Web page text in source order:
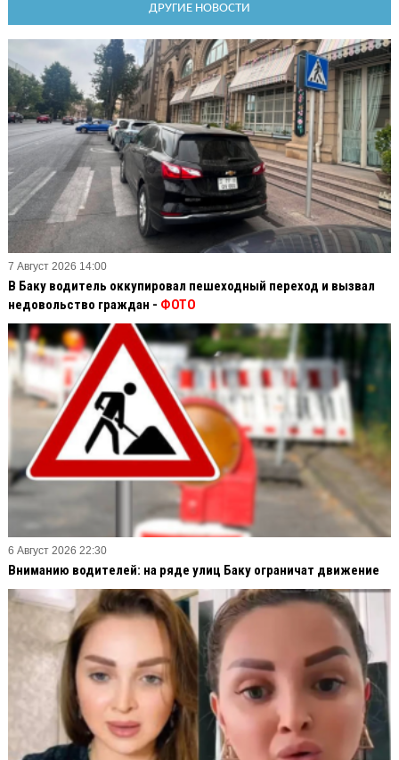
ДРУГИЕ НОВОСТИ
7 Август 2026 14:00
В Баку водитель оккупировал пешеходный переход и вызвал
недовольство граждан - ФОТО
6 Август 2026 22:30
Вниманию водителей: на ряде улиц Баку ограничат движение